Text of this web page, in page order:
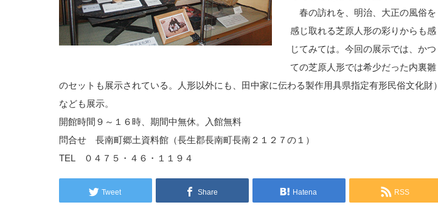
春の訪れを、明治、大正の風俗を
感じ取れる芝原人形の彩りからも感
じてみては。今回の展示では、かつ
ての芝原人形では希少だった内裏雛
のセットも展示されている。人形以外にも、田中家に伝わる製作用具県指定有形民俗文化財）
なども展示。
開館時間９～１６時、期間中無休。入館無料
問合せ 長南町郷土資料館（長生郡長南町長南２１２７の１）
TEL ０４７５・４６・１１９４
Tweet Share Hatena RSS